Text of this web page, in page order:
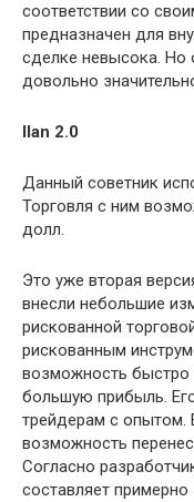
соответствии со
предназначен для
сделке невысока. Но
довольно
Ilan 2.0
Данный советник
Торговля с ним
долл.
Это уже вторая
внесли небольшие
рискованной
рискованным
возможность быстро
большую прибыль.
трейдерам с опытом.
возможность
Согласно
составляет